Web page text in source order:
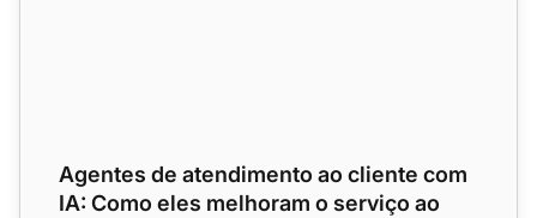
Agentes de atendimento ao cliente com
IA: Como eles melhoram o serviço ao